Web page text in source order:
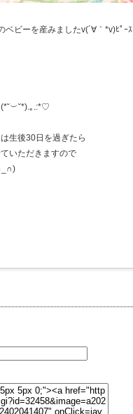
ビーを産みましたv(´∀｀*v)ﾋﾟｰｽ
｡.:*♡
生後30日を過ぎたら
いただきますので